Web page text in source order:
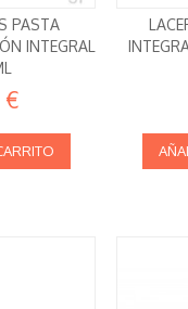
PASTA
INTEGRAL
€